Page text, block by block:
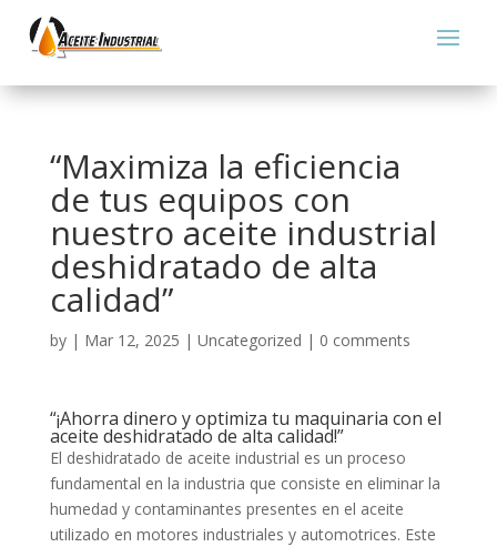
“Maximiza la eficiencia
de tus equipos con
nuestro aceite industrial
deshidratado de alta
calidad”
by | Mar 12, 2025 | Uncategorized | 0 comments
“¡Ahorra dinero y optimiza tu maquinaria con el
aceite deshidratado de alta calidad!”
El deshidratado de aceite industrial es un proceso
fundamental en la industria que consiste en eliminar la
humedad y contaminantes presentes en el aceite
utilizado en motores industriales y automotrices. Este